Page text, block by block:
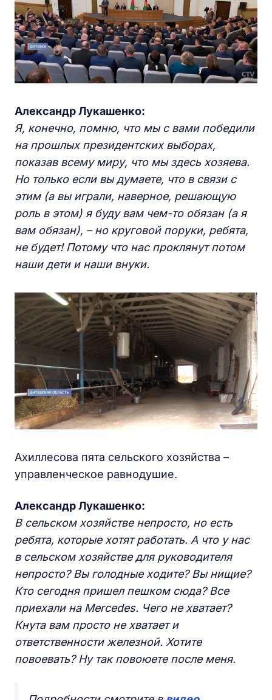
Александр Лукашенко:
Я, конечно, помню, что мы с вами победили
на прошлых президентских выборах,
показав всему миру, что мы здесь хозяева.
Но только если вы думаете, что в связи с
этим (а вы играли, наверное, решающую
роль в этом) я буду вам чем-то обязан (а я
вам обязан), – но круговой поруки, ребята,
не будет! Потому что нас проклянут потом
наши дети и наши внуки.
Ахиллесова пята сельского хозяйства –
управленческое равнодушие.
Александр Лукашенко:
В сельском хозяйстве непросто, но есть
ребята, которые хотят работать. А что у нас
в сельском хозяйстве для руководителя
непросто? Вы голодные ходите? Вы нищие?
Кто сегодня пришел пешком сюда? Все
приехали на Mercedes. Чего не хватает?
Кнута вам просто не хватает и
ответственности железной. Хотите
повоевать? Ну так повоюете после меня.